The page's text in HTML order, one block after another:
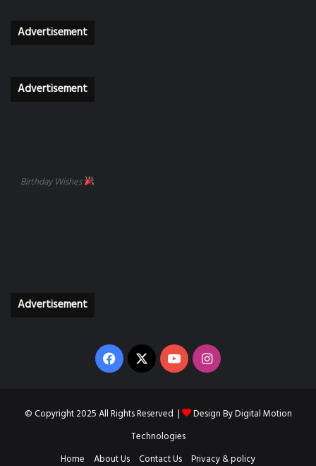
Advertisement
Advertisement
Birthday Wishes
Advertisement
Facebook
X YouTubeInstagram
© Copyright 2025 All Rights Reserved | Design ByDigital Motion
Technologies
Home
About Us Contact Us Privacy & policy